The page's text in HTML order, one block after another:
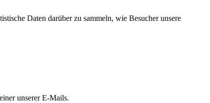
Daten darüber zu sammeln, wie Besucher unsere
unserer E-Mails.